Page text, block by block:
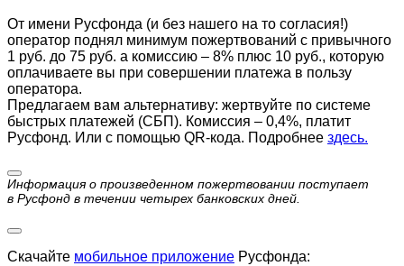
От имени Русфонда (и без нашего на то согласия!)
оператор поднял минимум пожертвований с привычного
1 руб. до 75 руб. а комиссию – 8% плюс 10 руб., которую
оплачиваете вы при совершении платежа в пользу
оператора.
Предлагаем вам альтернативу: жертвуйте по cистеме
быстрых платежей (СБП). Комиссия – 0,4%, платит
Русфонд. Или с помощью QR-кода. Подробнее здесь.
Информация о произведенном пожертвовании поступает
в Русфонд в течении четырех банковских дней.
Скачайте мобильное приложение Русфонда: